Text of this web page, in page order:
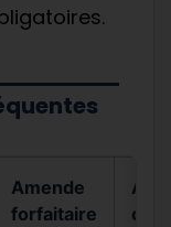
Amende
forfaitaire
du